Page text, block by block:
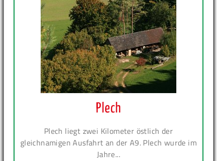
Plech
Plech liegt zwei Kilometer östlich der
gleichnamigen Ausfahrt an der A9. Plech wurde im
Jahre...